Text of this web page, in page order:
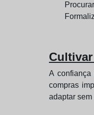
A
compras
adaptar